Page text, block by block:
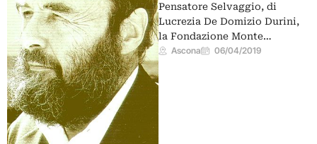
Pensatore Selvaggio, di
Lucrezia De Domizio Durini,
la Fondazione Monte…
Ascona 06/04/2019